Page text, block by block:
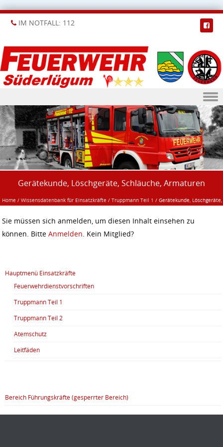
IM NOTFALL: 112
Skip to content
Gerätekunde, Löschgeräte, Schläuche, Armaturen
Home / Wissensdatenbank für Einsatzkräfte / Truppmann Teil 1 / Gerätekunde, Löschgeräte,
Sie müssen sich anmelden, um diesen Inhalt einsehen zu
können. Bitte Anmelden. Kein Mitglied?
Hauptmenü Einsatzkräfte
Feuerwehrdienstvorschriften
Truppmann Teil 1
Truppmann Teil 2
Atemschutz
Leitfäden
Bereich Führungskräfte (gesperrter Bereich)